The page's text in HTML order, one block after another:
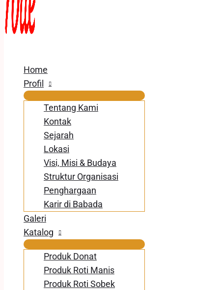
Home
Profil
Tentang Kami
Kontak
Sejarah
Lokasi
Visi, Misi & Budaya
Struktur Organisasi
Penghargaan
Karir di Babada
Galeri
Katalog
Produk Donat
Produk Roti Manis
Produk Roti Sobek